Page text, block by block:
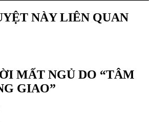
NÀY LIÊN QUAN
MẤT NGỦ DO “TÂM
GIAO”